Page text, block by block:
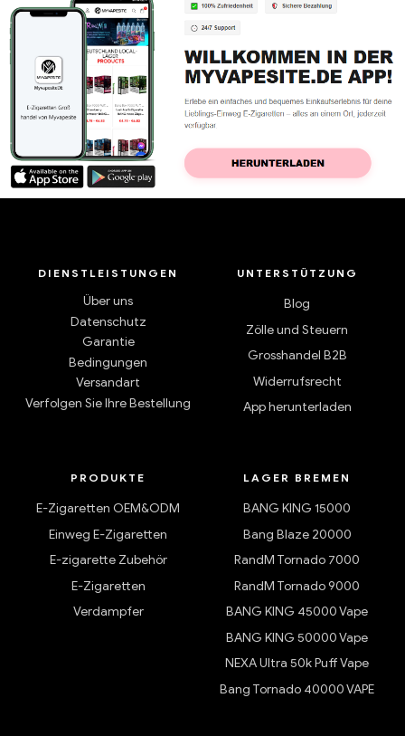
DIENSTLEISTUNGEN
Über uns
Datenschutz
Garantie
Bedingungen
Versandart
Verfolgen Sie Ihre Bestellung
UNTERSTÜTZUNG
Blog
Zölle und Steuern
Grosshandel B2B
Widerrufsrecht
App herunterladen
PRODUKTE
E-Zigaretten OEM&ODM
Einweg E-Zigaretten
E-zigarette Zubehör
E-Zigaretten
Verdampfer
LAGER BREMEN
BANG KING 15000
Bang Blaze 20000
RandM Tornado 7000
RandM Tornado 9000
BANG KING 45000 Vape
BANG KING 50000 Vape
NEXA Ultra 50k Puff Vape
Bang Tornado 40000 VAPE